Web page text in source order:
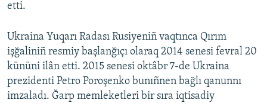
etti.
Ukraina Yuqarı Radası Rusiyeniñ vaqtınca Qırım
işğaliniñ resmiy başlanğıçı olaraq 2014 senesi fevral 20
kününi ilân etti. 2015 senesi oktâbr 7-de Ukraina
prezidenti Petro Poroşenko bunıñnen bağlı qanunnı
imzaladı. Ğarp memleketleri bir sıra iqtisadiy